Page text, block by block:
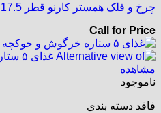
چرخ و فلک همستر کارنو قطر 17.5
Call for Price
مشاهده
ناموجود
فاقد دسته بندی